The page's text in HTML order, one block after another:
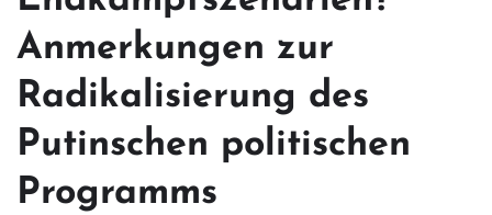
Anmerkungen zur
Radikalisierung des
Putinschen politischen
Programms